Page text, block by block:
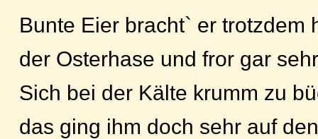
Bunte Eier bracht` er trotzdem
der Osterhase und fror gar sehr
Sich bei der Kälte krumm zu
das ging ihm doch sehr auf